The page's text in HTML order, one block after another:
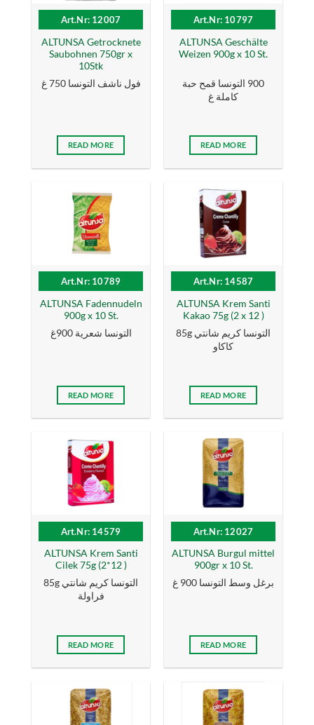
Art.Nr: 12007
ALTUNSA Getrocknete
Saubohnen 750gr x
10Stk
فول ناشف التونسا 750 غ
READ MORE
Art.Nr: 10797
ALTUNSA Geschälte
Weizen 900g x 10 St.
900 التونسا قمح حبة
كاملة غ
READ MORE
Art.Nr: 10789
ALTUNSA Fadennudeln
900g x 10 St.
التونسا شعرية 900غ
READ MORE
Art.Nr: 14587
ALTUNSA Krem Santi
Kakao 75g (2 x 12 )
85g التونسا كریم شانتي
كاكاو
READ MORE
Art.Nr: 14579
ALTUNSA Krem Santi
Cilek 75g (2*12 )
85g التونسا كریم شانتي
فراولة
READ MORE
Art.Nr: 12027
ALTUNSA Burgul mittel
900gr x 10 St.
برغل وسط التونسا 900 غ
READ MORE